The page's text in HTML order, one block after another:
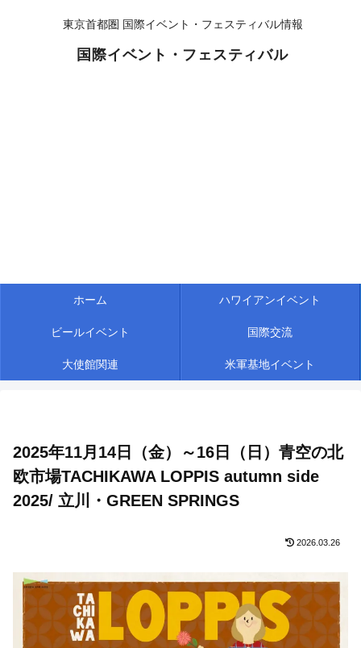
東京首都圏 国際イベント・フェスティバル情報
国際イベント・フェスティバル
ホーム ハワイアンイベント
ビールイベント 国際交流
大使館関連 米軍基地イベント
2025年11月14日（金）～16日（日）青空の北
欧市場TACHIKAWA LOPPIS autumn side
2025/ 立川・GREEN SPRINGS
2026.03.26